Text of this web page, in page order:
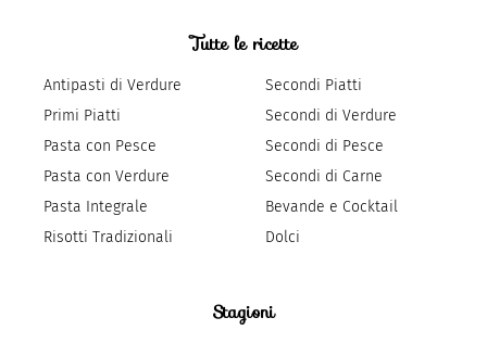
Tutte le ricette
Antipasti di Verdure
Primi Piatti
Pasta con Pesce
Pasta con Verdure
Pasta Integrale
Risotti Tradizionali
Secondi Piatti
Secondi di Verdure
Secondi di Pesce
Secondi di Carne
Bevande e Cocktail
Dolci
Stagioni